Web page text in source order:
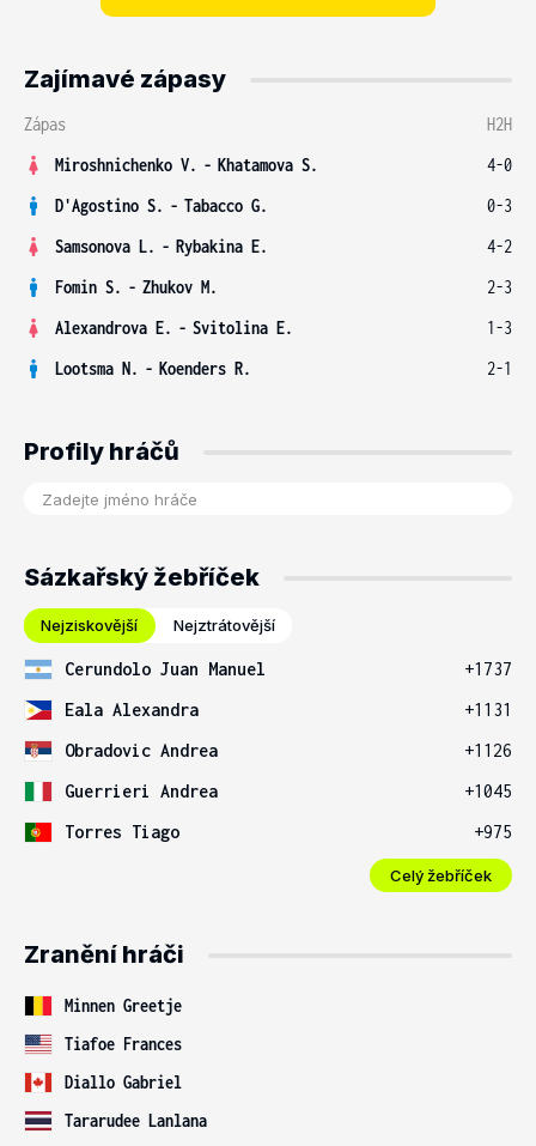
Zajímavé zápasy
Zápas
H2H
Miroshnichenko V. - Khatamova S.
4-0
D'Agostino S. - Tabacco G.
0-3
Samsonova L. - Rybakina E.
4-2
Fomin S. - Zhukov M.
2-3
Alexandrova E. - Svitolina E.
1-3
Lootsma N. - Koenders R. 2-1
Profily hráčů
Sázkařský žebříček
Nejziskovější Nejztrátovější
Cerundolo Juan Manuel
+1737
Eala Alexandra
+1131
Obradovic Andrea
+1126
Guerrieri Andrea
+1045
Torres Tiago
+975
Celý žebříček
Zranění hráči
Minnen Greetje
Tiafoe Frances
Diallo Gabriel
Tararudee Lanlana